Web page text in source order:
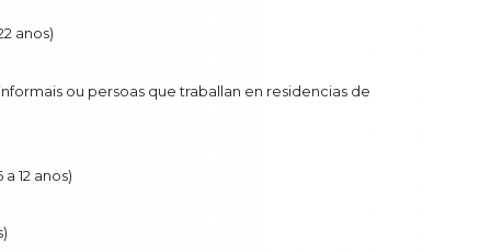
anos)
ou persoas que traballan en residencias de
12 anos)